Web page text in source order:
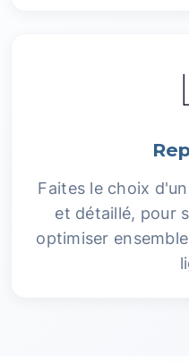
Faites le choix
et détaillé, pour
optimiser